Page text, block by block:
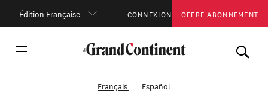
Édition Française CONNEXION OFFRE ABONNEMENT
Français Español